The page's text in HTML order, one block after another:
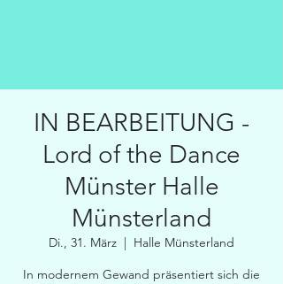
IN BEARBEITUNG -
Lord of the Dance
Münster Halle
Münsterland
Di., 31. März
  |
Halle Münsterland
In modernem Gewand präsentiert sich die